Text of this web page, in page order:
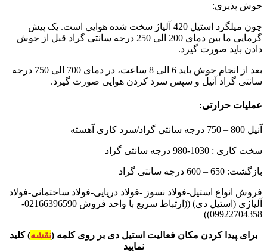
جوش پذیری:
چون میلگرد استیل 420 آلیاژ سخت شده هوایی است. یک پیش
گرمایی ما بین دمای 200 الی 250 درجه سانتی گراد قبل از جوش
دادن باید صورت گیرد.
بعد از انجام جوش باید 6 الی 8 ساعت، در دمای 700 الی 750 درجه
سانتی گراد آنیل و سپس سرد کردن هوایی صورت گیرد.
عملیات حرارتی:
آنیل 800 – 750 درجه سانتی گراد/سرد کاری آهسته
سخت کاری : 1030-980 درجه سانتی گراد
بازگشت: 650 – 600 درجه سانتی گراد
فروش انواع استیل-فولاد نسوز -فولاد دریایی-فولاد ساختمانی-فولاد
آلیاژی (استیل دی) ((ارتباط سریع با واحد فروش 02166396590-
09922704358))
برای پیدا کردن مکان فعالیت استیل دی بر روی کلمه (نقشه) کلید
نمایید